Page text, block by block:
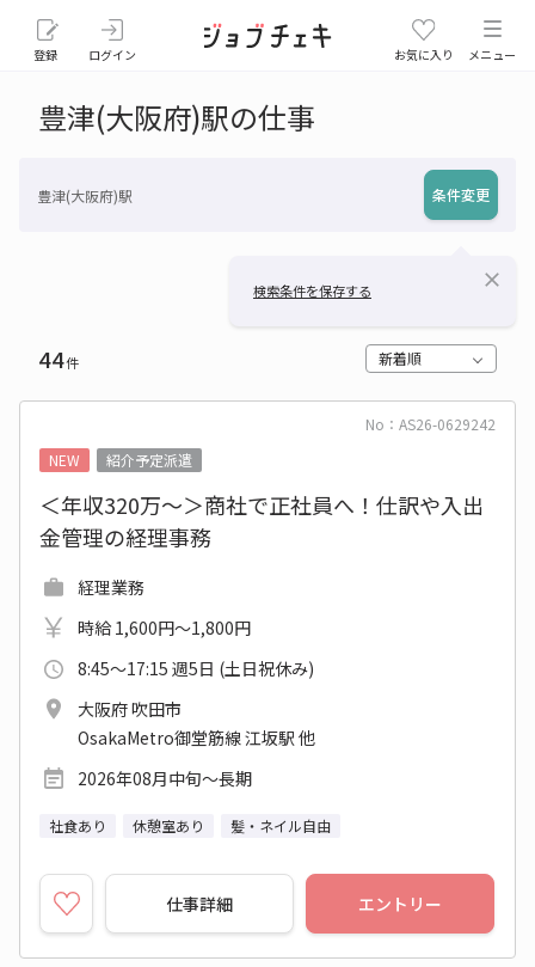
登録 ログイン お気に入り メニュー
豊津(大阪府)駅の仕事
豊津(大阪府)駅 条件変更
検索条件を保存する close
44件 新着順
No：AS26-0629242
NEW
紹介予定派遣
＜年収320万～＞商社で正社員へ！仕訳や入出
金管理の経理事務
経理業務
時給 1,600円～1,800円
8:45～17:15 週5日 (土日祝休み)
大阪府 吹田市
OsakaMetro御堂筋線 江坂駅 他
2026年08月中旬～長期
社食あり 休憩室あり 髪・ネイル自由
仕事詳細 エントリー